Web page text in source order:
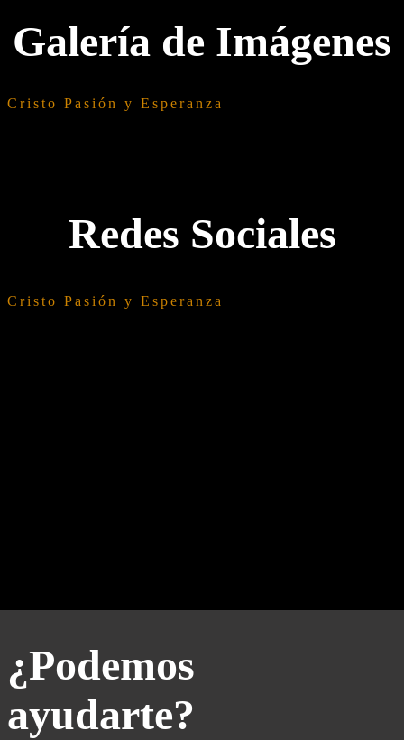
Galería de Imágenes
Cristo Pasión y Esperanza
Redes Sociales
Cristo Pasión y Esperanza
¿Podemos
ayudarte?